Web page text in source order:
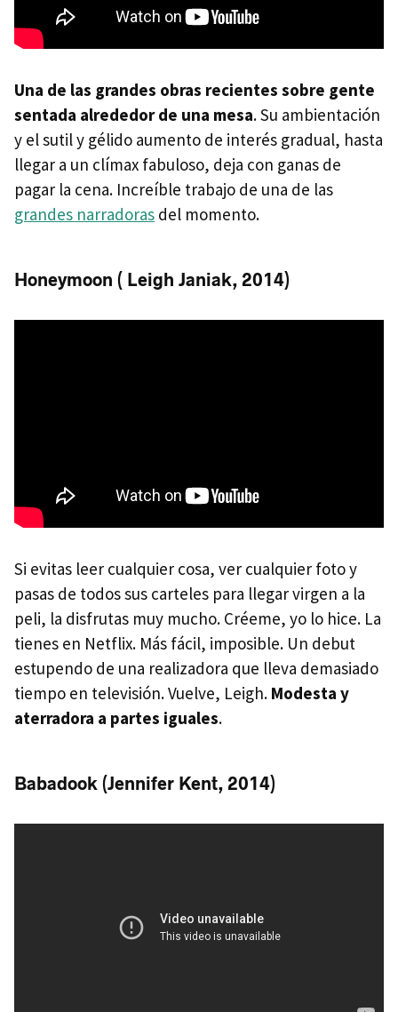
Una de las grandes obras recientes sobre gente
sentada alrededor de una mesa. Su ambientación
y el sutil y gélido aumento de interés gradual, hasta
llegar a un clímax fabuloso, deja con ganas de
pagar la cena. Increíble trabajo de una de las
grandes narradoras del momento.
Honeymoon ( Leigh Janiak, 2014)
Si evitas leer cualquier cosa, ver cualquier foto y
pasas de todos sus carteles para llegar virgen a la
peli, la disfrutas muy mucho. Créeme, yo lo hice. La
tienes en Netflix. Más fácil, imposible. Un debut
estupendo de una realizadora que lleva demasiado
tiempo en televisión. Vuelve, Leigh. Modesta y
aterradora a partes iguales.
Babadook (Jennifer Kent, 2014)